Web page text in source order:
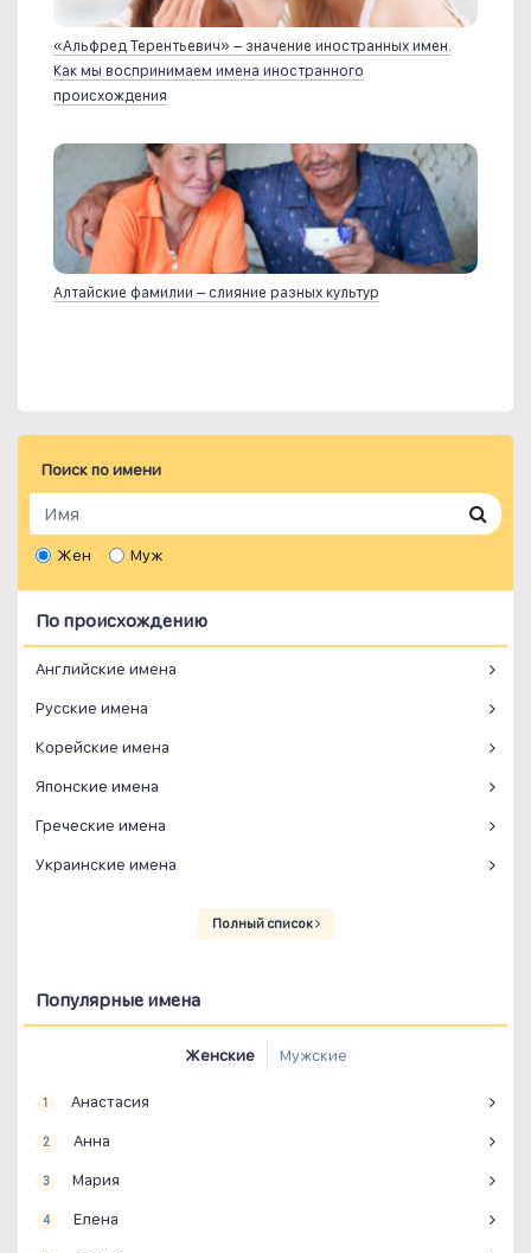
«Альфред Терентьевич» – значение иностранных имен.
Как мы воспринимаем имена иностранного
происхождения
Алтайские фамилии – слияние разных культур
Поиск по имени
Жен Муж
По происхождению
Английские имена
Русские имена
Корейские имена
Японские имена
Греческие имена
Украинские имена
Полный список
Популярные имена
Женские Мужские
1 Анастасия
2 Анна
3 Мария
4 Елена